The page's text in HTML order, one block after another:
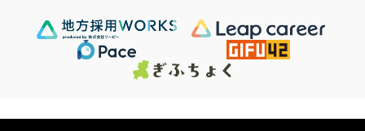
624 この条件で検索する